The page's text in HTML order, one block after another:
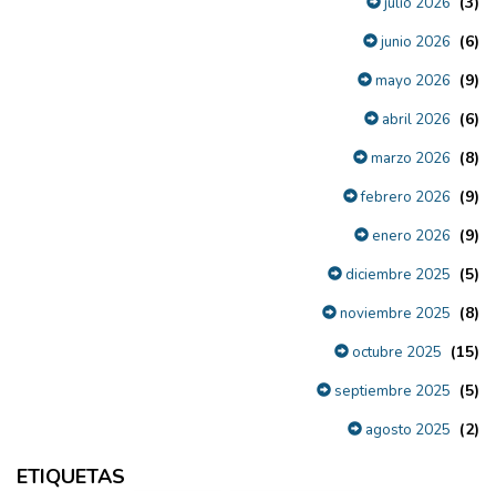
junio 2026 (6)
mayo 2026 (9)
abril 2026 (6)
marzo 2026 (8)
febrero 2026 (9)
enero 2026 (9)
diciembre 2025 (5)
noviembre 2025 (8)
octubre 2025 (15)
septiembre 2025 (5)
agosto 2025 (2)
ETIQUETAS